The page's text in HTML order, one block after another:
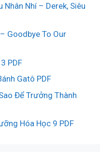
Nhân Nhí – Derek, Siêu
Goodbye To Our
PDF
Gatô PDF
Để Trưởng Thành
Hóa Học 9 PDF